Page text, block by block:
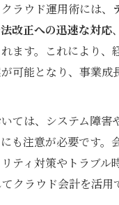
ラウド運用術には、
法改正への迅速な対応、
ます。これにより、
可能となり、事業成
ては、システム障害
も注意が必要です。
ティ対策やトラブル
クラウド会計を活用